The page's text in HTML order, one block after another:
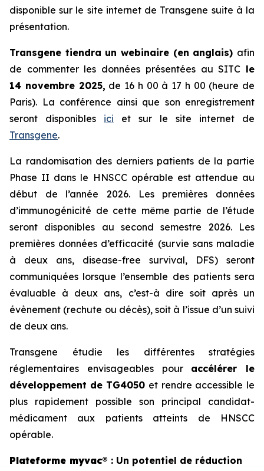
disponible sur le site internet de Transgene suite à la
présentation.
Transgene tiendra un webinaire (en anglais) afin
de commenter les données présentées au SITC le
14 novembre 2025, de 16 h 00 à 17 h 00 (heure de
Paris). La conférence ainsi que son enregistrement
seront disponibles ici et sur le site internet de
Transgene.
La randomisation des derniers patients de la partie
Phase II dans le HNSCC opérable est attendue au
début de l’année 2026. Les premières données
d’immunogénicité de cette même partie de l’étude
seront disponibles au second semestre 2026. Les
premières données d’efficacité (survie sans maladie
à deux ans, disease-free survival, DFS) seront
communiquées lorsque l’ensemble des patients sera
évaluable à deux ans, c’est-à dire soit après un
évènement (rechute ou décès), soit à l’issue d’un suivi
de deux ans.
Transgene étudie les différentes stratégies
réglementaires envisageables pour accélérer le
développement de TG4050 et rendre accessible le
plus rapidement possible son principal candidat-
médicament aux patients atteints de HNSCC
opérable.
Plateforme myvac® : Un potentiel de réduction